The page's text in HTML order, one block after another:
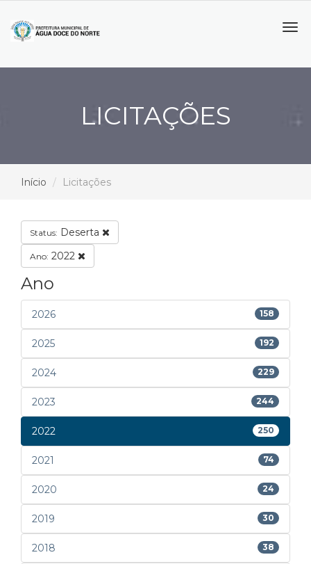
LICITAÇÕES
Início Licitações
Status: Deserta
Ano: 2022
Ano
2026 158
2025 192
2024 229
2023 244
2022 250
2021 74
2020 24
2019 30
2018 38